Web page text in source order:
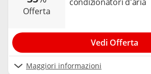
offerta
Maggiori informazioni
Vedi Offerta